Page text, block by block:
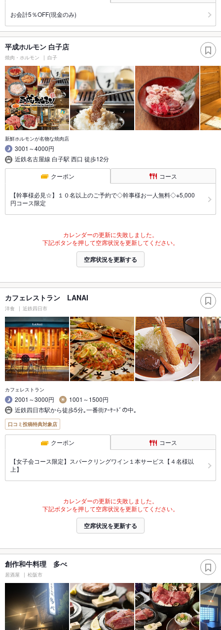
お会計5％OFF(現金のみ)
平成ホルモン 白子店
焼肉・ホルモン 白子
新鮮ホルモンが名物な焼肉店
3001～4000円
近鉄名古屋線 白子駅 西口 徒歩12分
クーポン コース
【幹事様必見☆】１０名以上のご予約で◇幹事様お一人無料◇※5,000
円コース限定
カレンダーの更新に失敗しました。
下記ボタンを押して空席状況を更新してください。
空席状況を更新する
カフェレストラン LANAI
洋食 近鉄四日市
カフェレストラン
2001～3000円
1001～1500円
近鉄四日市駅から徒歩5分｡一番街ｱｰｹｰﾄﾞの中｡
口コミ投稿特典対象店
クーポン コース
【女子会コース限定】スパークリングワイン１本サービス【４名様以
上】
カレンダーの更新に失敗しました。
下記ボタンを押して空席状況を更新してください。
空席状況を更新する
創作和牛料理 多べ
居酒屋 松阪市